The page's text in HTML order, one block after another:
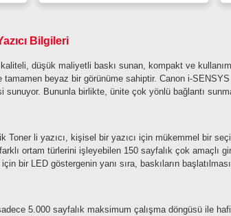
Bilgileri
düşük maliyetli baskı sunan, kompakt ve
tamamen beyaz bir görünüme sahiptir. Canon i-
sunuyor. Bununla birlikte, ünite çok yönlü bağlantı
Toner li yazıcı, kişisel bir yazıcı için mükemmel bir
ortam türlerini işleyebilen 150 sayfalık çok amaçlı
için bir LED göstergenin yanı sıra, baskıların
5.000 sayfalık maksimum çalışma döngüsü ile